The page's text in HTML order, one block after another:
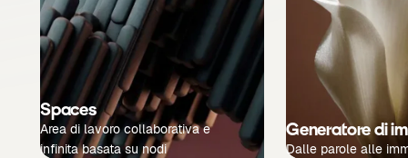
Spaces
Area di lavoro collaborativa e
infinita basata su nodi
Generatore di
Dalle parole alle